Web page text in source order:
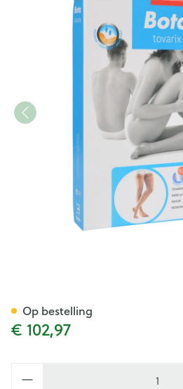
€ 102,97
Op bestelling